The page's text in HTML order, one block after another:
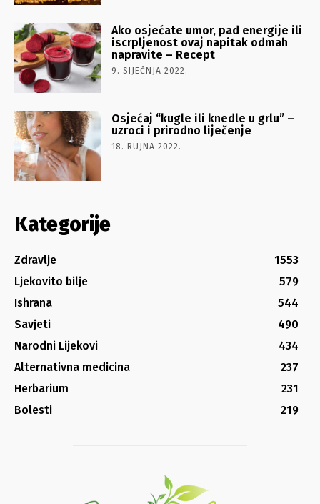
Ako osjećate umor, pad energije ili
iscrpljenost ovaj napitak odmah
napravite – Recept
9. SIJEČNJA 2022.
Osjećaj “kugle ili knedle u grlu” –
uzroci i prirodno liječenje
18. RUJNA 2022.
Kategorije
Zdravlje
1553
Ljekovito bilje
579
Ishrana
544
Savjeti
490
Narodni Lijekovi
434
Alternativna medicina
237
Herbarium
231
Bolesti
219